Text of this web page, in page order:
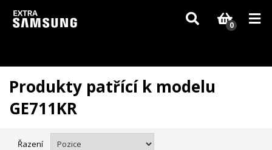
Vzhledem k aktuální situaci se může dodání dílů, které nejsou skladem,
zpozdit. Děkujeme za pochopení.
0
Produkty patřící k modelu
GE711KR
Řazení